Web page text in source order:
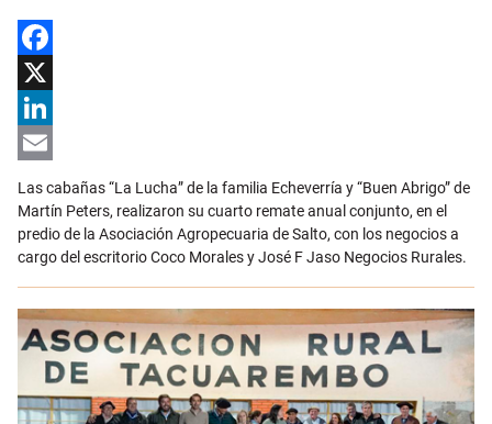
Facebook
X
LinkedIn
Las cabañas “La Lucha” de la familia Echeverría y “Buen Abrigo” de
Martín Peters, realizaron su cuarto remate anual conjunto, en el
predio de la Asociación Agropecuaria de Salto, con los negocios a
cargo del escritorio Coco Morales y José F Jaso Negocios Rurales.